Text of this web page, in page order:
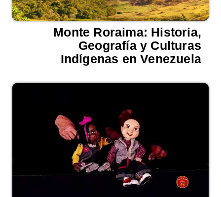
Monte Roraima: Historia,
Geografía y Culturas
Indígenas en Venezuela